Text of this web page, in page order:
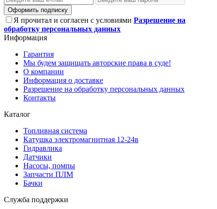
Оформить подписку
Я прочитал и согласен с условиями Разрешение на
обработку персональных данных
Информация
Гарантия
Мы будем защищать авторские права в суде!
О компании
Информация о доставке
Разрешение на обработку персональных данных
Контакты
Каталог
Топливная система
Катушка электромагнитная 12-24в
Гидравлика
Датчики
Насосы, помпы
Запчасти ПЛМ
Бачки
Служба поддержки